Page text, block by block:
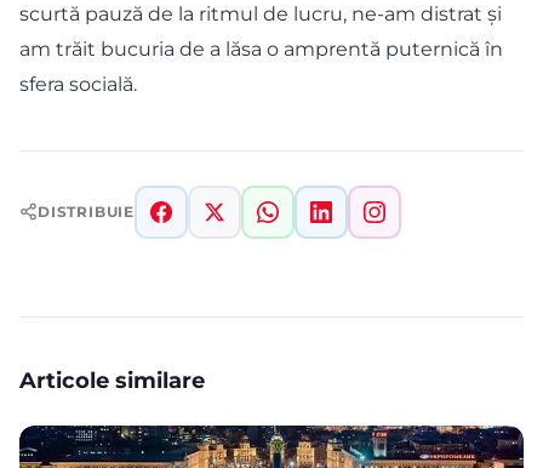
scurtă pauză de la ritmul de lucru, ne-am distrat și
am trăit bucuria de a lăsa o amprentă puternică în
sfera socială.
DISTRIBUIE
Articole similare